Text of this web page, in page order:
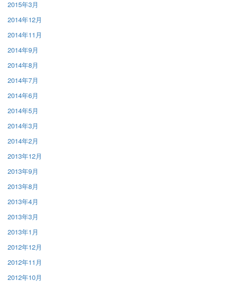
2015年3月
2014年12月
2014年11月
2014年9月
2014年8月
2014年7月
2014年6月
2014年5月
2014年3月
2014年2月
2013年12月
2013年9月
2013年8月
2013年4月
2013年3月
2013年1月
2012年12月
2012年11月
2012年10月